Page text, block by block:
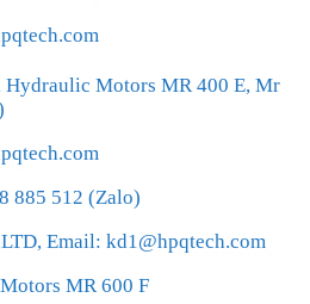
Motors MR 400 E, Mr
885 512 (Zalo)
Email: kd1@hpqtech.com
MR 600 F